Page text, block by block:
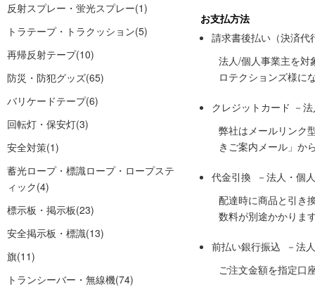
反射スプレー・蛍光スプレー(1)
トラテープ・トラクッション(5)
再帰反射テープ(10)
防災・防犯グッズ(65)
バリケードテープ(6)
回転灯・保安灯(3)
安全対策(1)
蓄光ロープ・標識ロープ・ロープステ
ィック(4)
標示板・掲示板(23)
安全掲示板・標識(13)
旗(11)
トランシーバー・無線機(74)
お支払方法
請求書後払い（決済代
法人/個人事業主を対
ロテクションズ様に
クレジットカード －
弊社はメールリンク
きご案内メール」か
代金引換 －法人・個
配達時に商品と引き
数料が別途かかりま
前払い銀行振込 －法
ご注文金額を指定口